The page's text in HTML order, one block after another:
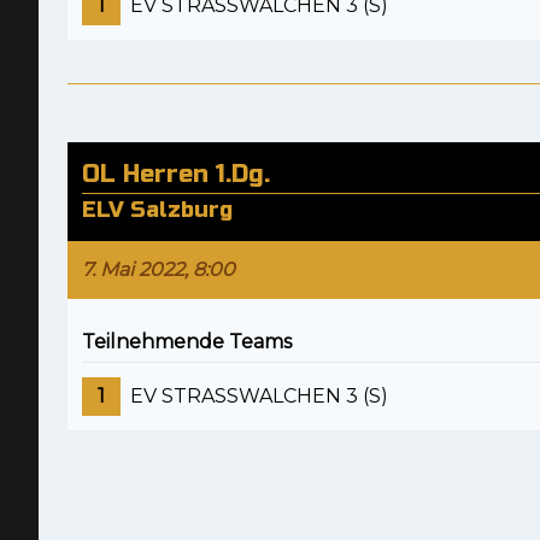
1 EV STRASSWALCHEN 3 (S)
OL Herren 1.Dg.
ELV Salzburg
7. Mai 2022, 8:00
Teilnehmende Teams
1 EV STRASSWALCHEN 3 (S)